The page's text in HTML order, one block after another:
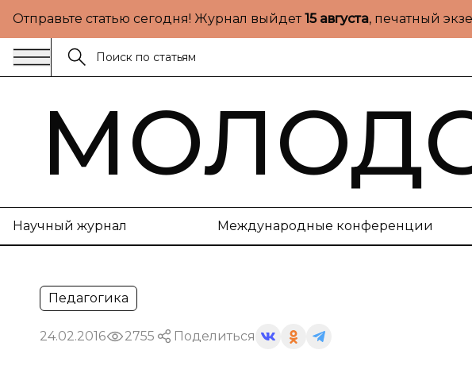
Отправьте статью сегодня! Журнал выйдет15 августа, печатный
Научный журнал Международные конференции
Педагогика
24.02.2016 2755 Поделиться